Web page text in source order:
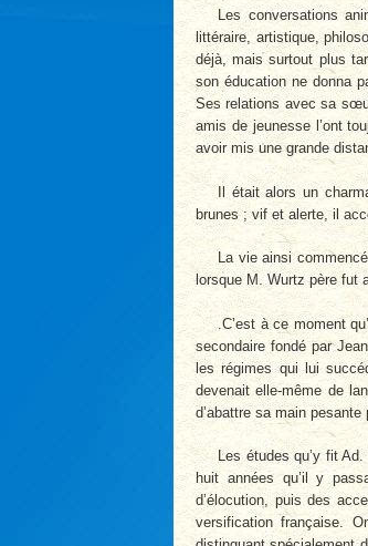
Les conversations
littéraire, artistique,
déjà, mais surtout plus
son éducation ne donna
Ses relations avec sa
amis de jeunesse l’ont
avoir mis une grande
Il était alors un
brunes ; vif et alerte, il
La vie ainsi
lorsque M. Wurtz père fut
.C’est à ce moment
secondaire fondé par
les régimes qui lui
devenait elle-même de
d’abattre sa main
Les études qu’y fit
huit années qu’il y
d’élocution, puis des
versification française.